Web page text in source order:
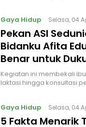
Gaya Hidup Selasa, 04
Pekan ASI
Bidanku Afita
Benar untuk
Kegiatan ini membekali
laktasi hingga konsultasi
Gaya Hidup Selasa, 04
5 Fakta Menarik